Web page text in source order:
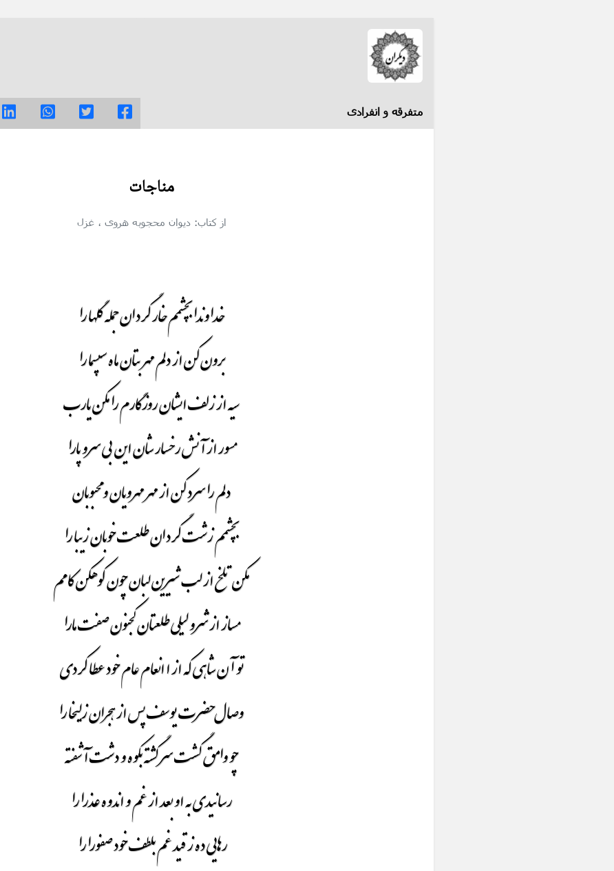
متفرقه و انفرادی
مناجات
از کتاب: دیوان محجوبه هروی ، غزل
خداوندا بچشمم خار گردان جمله گلها را
برون کن از دلم مهر بتان ماه سپسما را
سیه از زلف ایشان روزگارم را مکن یارب
مسور از آنش رخسار شان این بی سرو پارا
دلم را سرد کن از مهر مهرویان و محبوبان
بچشمم زشت گردان طلعت خوبان زیبا را
مکن تلخ از لب شیرین لبان چون کوهکن کامم
مساز از شرو لیلی طلعتان کجنون صفت مارا
تو آن شاهی که از ا انعام عام خود عطا کردی
وصال حضرت یوسف پس از هجران زلیخا را
چو وامق گشت سر گشته بکوه و دشت آشفته
رسانیدی به او بعد از غم و اندوه عذرا را
رهایی ده ز قید غم بلطف خود صفورا را